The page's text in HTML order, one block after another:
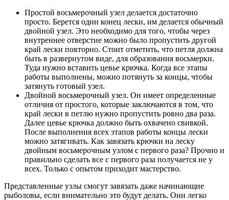
Простой восьмерочный узел делается достаточно
просто. Берется один конец лески, им делается обычный
двойной узел. Это необходимо для того, чтобы через
внутреннее отверстие можно было пропустить другой
край лески повторно. Стоит отметить, что петля должна
быть в развернутом виде, для образования восьмерки.
Туда нужно вставить цевье крючка. Когда все этапы
работы выполнены, можно потянуть за концы, чтобы
затянуть готовый узел.
Двойной восьмерочный узел. Он имеет определенные
отличия от простого, которые заключаются в том, что
край лески в петлю нужно пропустить ровно два раза.
Далее цевье крючка должно быть охвачено свивкой.
После выполнения всех этапов работы концы лески
можно затягивать. Как завязать крючки на леску
двойным восьмерочным узлом с первого раза? Прочно и
правильно сделать все с первого раза получается не у
всех. Только с опытом приходит мастерство.
Представленные узлы смогут завязать даже начинающие
рыболовы, если внимательно это будут делать. Они легко